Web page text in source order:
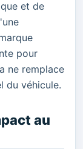
et de
pour
ne remplace
du véhicule.
au